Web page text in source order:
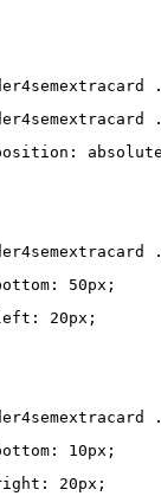
50px;
20px;
10px;
20px;